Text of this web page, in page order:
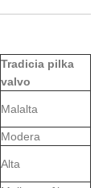
Tradicia pilka
valvo
Malalta
Modera
Alta